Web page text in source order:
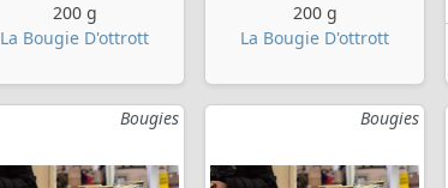
200 g
La Bougie D'ottrott
200 g
La Bougie D'ottrott
Bougies Bougies